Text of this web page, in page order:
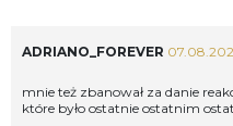
ADRIANO_FOREVER
mnie też zbanował za danie
które było ostatnie ostatnim